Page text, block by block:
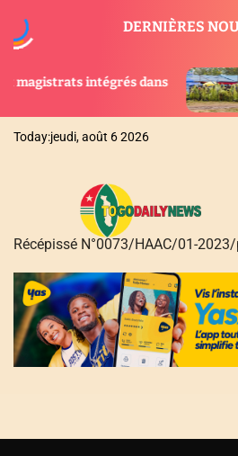
DERNIÈRES
dans
AGBOGBOZA
suspendues,
Today:jeudi, août 6 2026
T
G
O
D
A
I
Récépissé N°0073/HAAC/01-